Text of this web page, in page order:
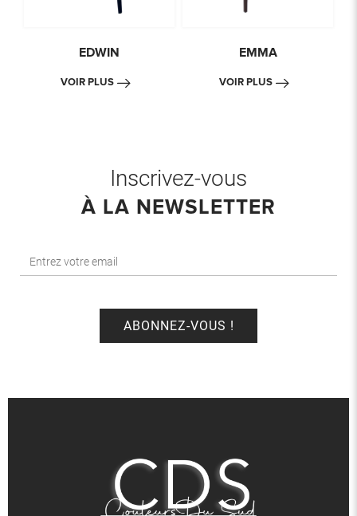
EDWIN
VOIR PLUS
EMMA
VOIR PLUS
Inscrivez-vous
À LA NEWSLETTER